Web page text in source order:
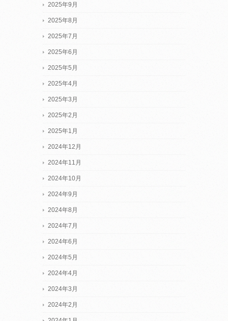
2025年9月
2025年8月
2025年7月
2025年6月
2025年5月
2025年4月
2025年3月
2025年2月
2025年1月
2024年12月
2024年11月
2024年10月
2024年9月
2024年8月
2024年7月
2024年6月
2024年5月
2024年4月
2024年3月
2024年2月